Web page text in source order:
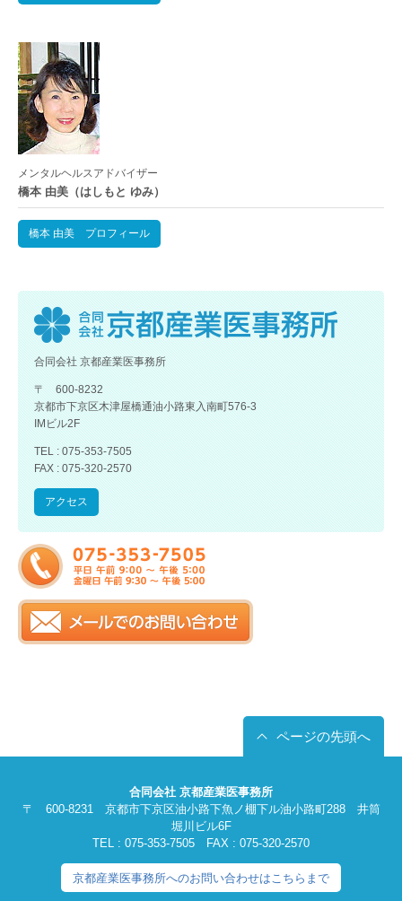
メンタルヘルスアドバイザー
橋本 由美（はしもと ゆみ）
橋本 由美 プロフィール
合同会社 京都産業医事務所
〒 600-8232
京都市下京区木津屋橋通油小路東入南町576-3
IMビル2F
TEL : 075-353-7505
FAX : 075-320-2570
アクセス
ページの先頭へ
合同会社 京都産業医事務所
〒 600-8231 京都市下京区油小路下魚ノ棚下ル油小路町288 井筒
堀川ビル6F
TEL : 075-353-7505 FAX : 075-320-2570
京都産業医事務所へのお問い合わせはこちらまで